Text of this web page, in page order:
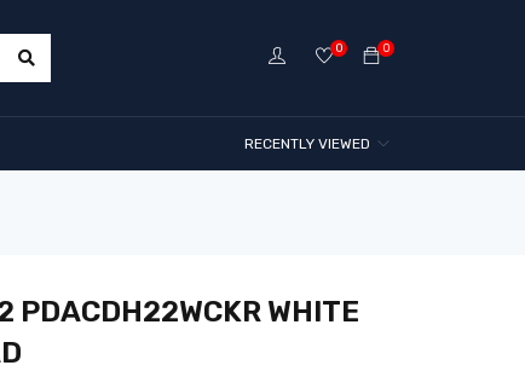
0
0
RECENTLY VIEWED
PDACDH22WCKR WHITE